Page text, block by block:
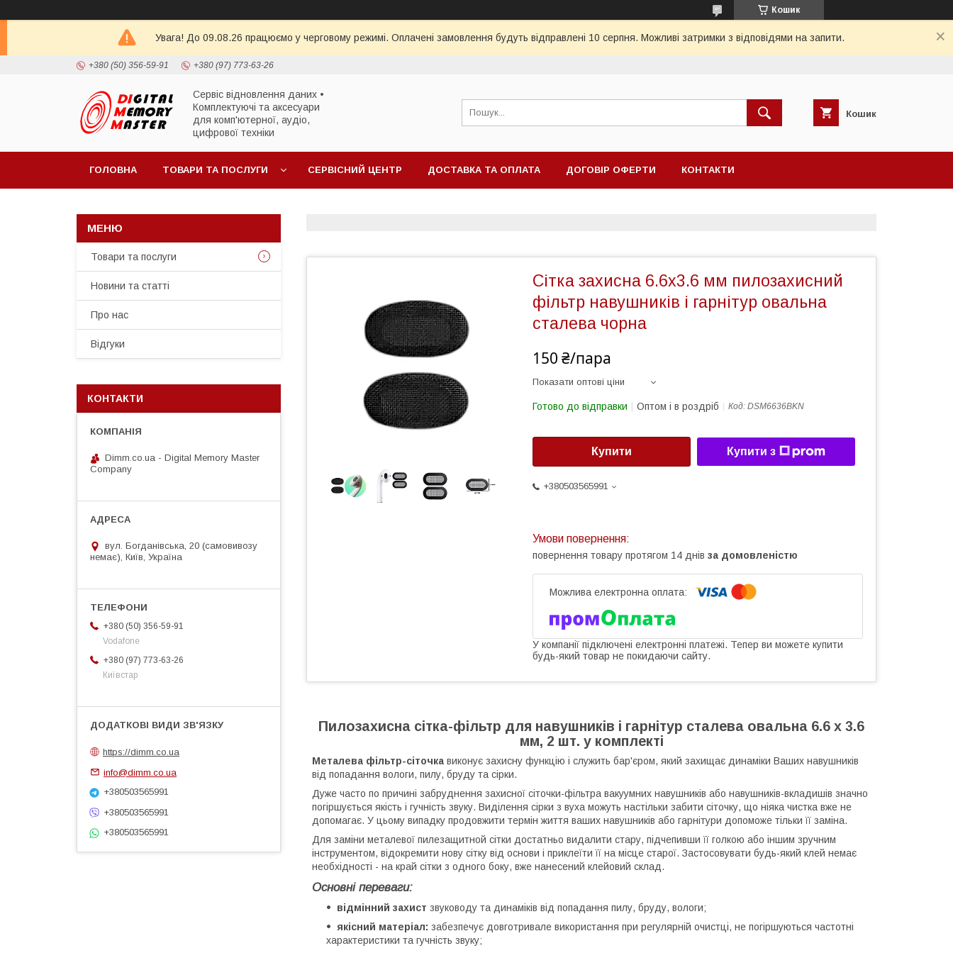
Кошик
Увага! До 09.08.26 працюємо у черговому режимі. Оплачені замовлення будуть відправлені 10 серпня. Можливі затримки з відповідями на запити.
+380 (50) 356-59-91 +380 (97) 773-63-26
Сервіс відновлення даних •
Комплектуючі та аксесуари
для комп'ютерної, аудіо,
цифрової техніки
Кошик
ГОЛОВНА ТОВАРИ ТА ПОСЛУГИ СЕРВІСНИЙ ЦЕНТР ДОСТАВКА ТА ОПЛАТА ДОГОВІР ОФЕРТИ КОНТАКТИ
Сітка захисна 6.6x3.6 мм пилозахисний
фільтр навушників і гарнітур овальна
сталева чорна
150 ₴/пара
Показати оптові ціни
Готово до відправки Оптом і в роздріб Код: DSM6636BKN
Купити Купити з
+380503565991
повернення товару протягом 14 днів за домовленістю
У компанії підключені електронні платежі. Тепер ви можете купити
будь-який товар не покидаючи сайту.
Пилозахисна сітка-фільтр для навушників і гарнітур сталева овальна 6.6 x 3.6
мм, 2 шт. у комплекті
Металева фільтр-сіточка виконує захисну функцію і служить бар'єром, який захищає динаміки Ваших навушників
від попадання вологи, пилу, бруду та сірки.
Дуже часто по причині забруднення захисної сіточки-фільтра вакуумних навушників або навушників-вкладишів значно
погіршується якість і гучність звуку. Виділення сірки з вуха можуть настільки забити сіточку, що ніяка чистка вже не
допомагає. У цьому випадку продовжити термін життя ваших навушників або гарнітури допоможе тільки її заміна.
Для заміни металевої пилезащитной сітки достатньо видалити стару, підчепивши її голкою або іншим зручним
інструментом, відокремити нову сітку від основи і приклеїти її на місце старої. Застосовувати будь-який клей немає
необхідності - на край сітки з одного боку, вже нанесений клейовий склад.
Основні переваги:
відмінний захист звуководу та динаміків від попадання пилу, бруду, вологи;
якісний матеріал: забезпечує довготривале використання при регулярній очистці, не погіршуються частотні
характеристики та гучність звуку;
Товари та послуги
Новини та статті
Про нас
Відгуки
КОНТАКТИ
Dimm.co.ua - Digital Memory Master
Company
вул. Богданівська, 20 (самовивозу
немає), Київ, Україна
+380 (50) 356-59-91
Vodafone
+380 (97) 773-63-26
Київстар
https://dimm.co.ua
info@dimm.co.ua
+380503565991
+380503565991
+380503565991